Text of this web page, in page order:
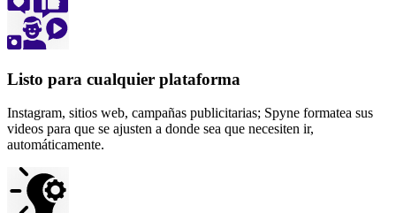
Listo para cualquier plataforma
Instagram, sitios web, campañas publicitarias; Spyne formatea sus
videos para que se ajusten a donde sea que necesiten ir,
automáticamente.